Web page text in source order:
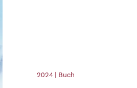
2024 | Buch